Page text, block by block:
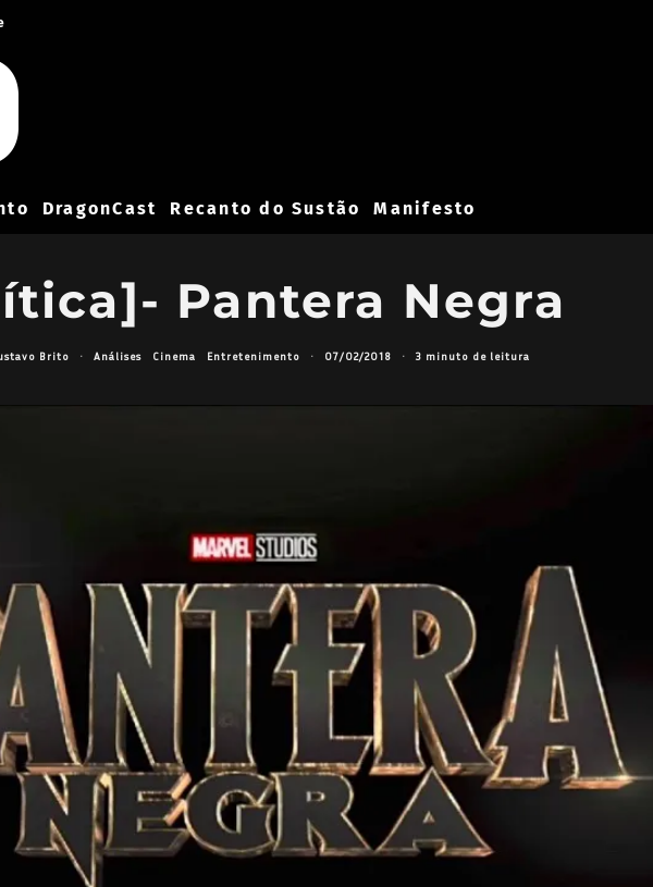
DragonCast Recanto do Sustão Manifesto
Pantera Negra
Brito · Análises Cinema Entretenimento · 07/02/2018 · 3 minuto de leitura